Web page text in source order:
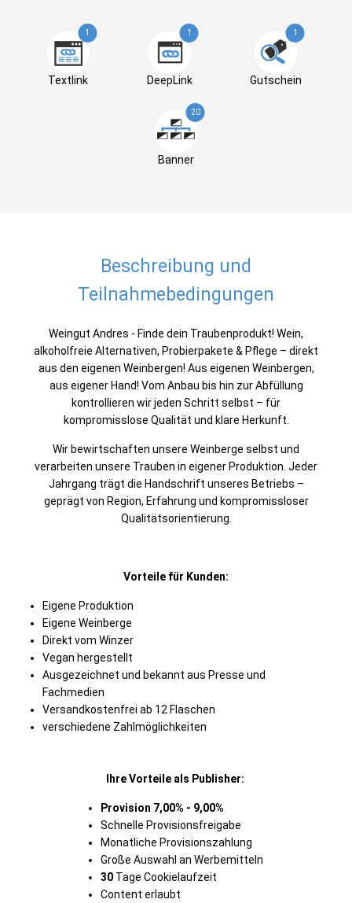
1
Textlink
1
DeepLink
1
Gutschein
20
Banner
Beschreibung und
Teilnahmebedingungen
Weingut Andres - Finde dein Traubenprodukt! Wein,
alkoholfreie Alternativen, Probierpakete & Pflege – direkt
aus den eigenen Weinbergen! Aus eigenen Weinbergen,
aus eigener Hand! Vom Anbau bis hin zur Abfüllung
kontrollieren wir jeden Schritt selbst – für
kompromisslose Qualität und klare Herkunft.
Wir bewirtschaften unsere Weinberge selbst und
verarbeiten unsere Trauben in eigener Produktion. Jeder
Jahrgang trägt die Handschrift unseres Betriebs –
geprägt von Region, Erfahrung und kompromissloser
Qualitätsorientierung.
Vorteile für Kunden:
Eigene Produktion
Eigene Weinberge
Direkt vom Winzer
Vegan hergestellt
Ausgezeichnet und bekannt aus Presse und
Fachmedien
Versandkostenfrei ab 12 Flaschen
verschiedene Zahlmöglichkeiten
Ihre Vorteile als Publisher:
Provision 7,00% - 9,00%
Schnelle Provisionsfreigabe
Monatliche Provisionszahlung
Große Auswahl an Werbemitteln
30Tage Cookielaufzeit
Content erlaubt